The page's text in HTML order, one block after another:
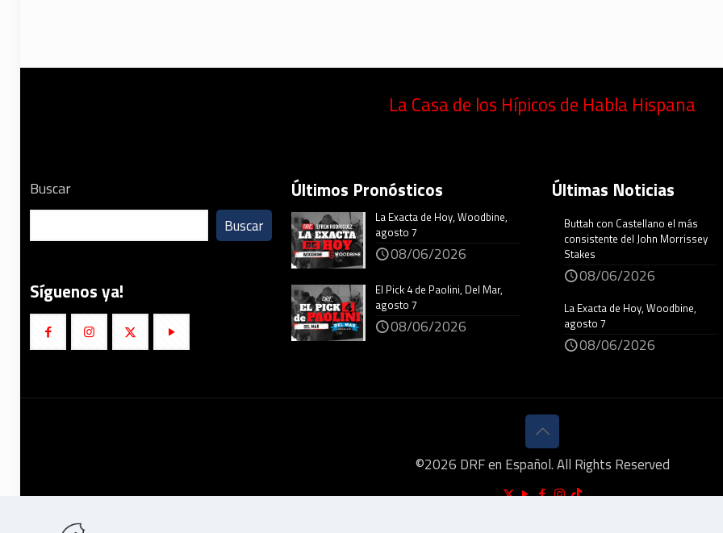
La Casa de los Hípicos de Habla Hispana
Buscar
Buscar
Síguenos ya!
Últimos Pronósticos
La Exacta de Hoy, Woodbine,
agosto 7
08/06/2026
El Pick 4 de Paolini, Del Mar,
agosto 7
08/06/2026
Últimas Noticias
Buttah con Castellano el más
consistente del John Morrissey
Stakes
08/06/2026
La Exacta de Hoy, Woodbine,
agosto 7
08/06/2026
©2026 DRF en Español. All Rights Reserved